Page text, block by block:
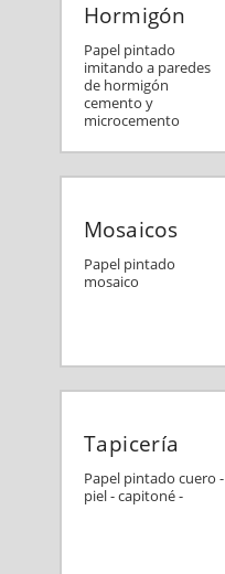
Hormigón
Papel pintado
imitando a paredes
de hormigón
cemento y
microcemento
Mosaicos
Papel pintado
mosaico
Tapicería
Papel pintado cuero -
piel - capitoné -